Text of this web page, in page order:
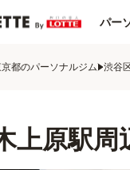
パー
都のパーソナルジム 渋谷
上原駅